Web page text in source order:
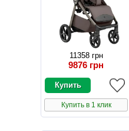
11358 грн
9876 грн
Купить в 1 клик